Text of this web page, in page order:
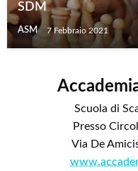
SDM
ASM 7 Febbraio 2021
Scuola di
Presso
Via De